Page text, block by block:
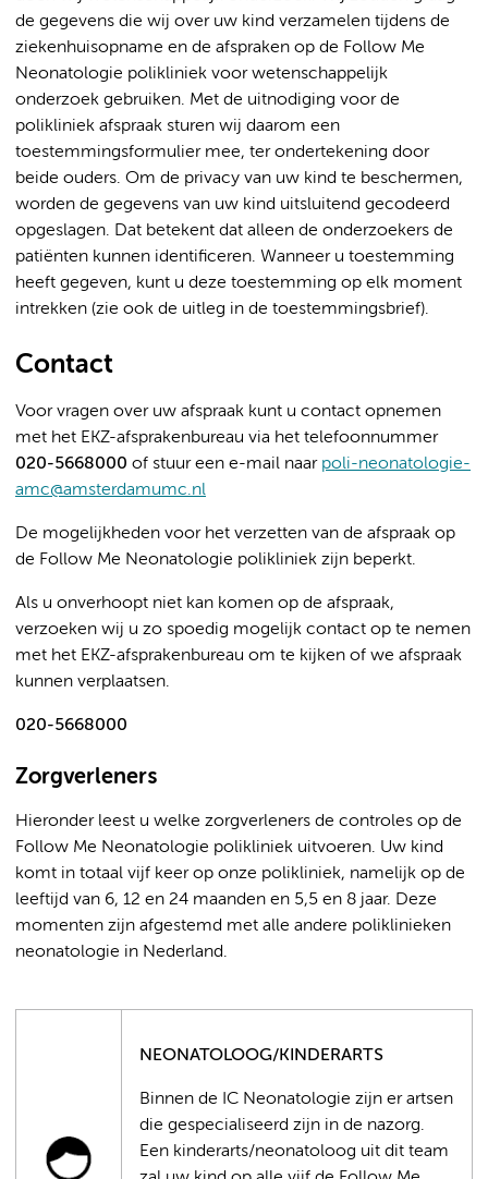
de gegevens die wij over uw kind verzamelen tijdens de
ziekenhuisopname en de afspraken op de Follow Me
Neonatologie polikliniek voor wetenschappelijk
onderzoek gebruiken. Met de uitnodiging voor de
polikliniek afspraak sturen wij daarom een
toestemmingsformulier mee, ter ondertekening door
beide ouders. Om de privacy van uw kind te beschermen,
worden de gegevens van uw kind uitsluitend gecodeerd
opgeslagen. Dat betekent dat alleen de onderzoekers de
patiënten kunnen identificeren. Wanneer u toestemming
heeft gegeven, kunt u deze toestemming op elk moment
intrekken (zie ook de uitleg in de toestemmingsbrief).
Contact
Voor vragen over uw afspraak kunt u contact opnemen
met het EKZ-afsprakenbureau via het telefoonnummer
020-5668000 of stuur een e-mail naar poli-neonatologie-
amc@amsterdamumc.nl
De mogelijkheden voor het verzetten van de afspraak op
de Follow Me Neonatologie polikliniek zijn beperkt.
Als u onverhoopt niet kan komen op de afspraak,
verzoeken wij u zo spoedig mogelijk contact op te nemen
met het EKZ-afsprakenbureau om te kijken of we afspraak
kunnen verplaatsen.
020-5668000
Zorgverleners
Hieronder leest u welke zorgverleners de controles op de
Follow Me Neonatologie polikliniek uitvoeren. Uw kind
komt in totaal vijf keer op onze polikliniek, namelijk op de
leeftijd van 6, 12 en 24 maanden en 5,5 en 8 jaar. Deze
momenten zijn afgestemd met alle andere poliklinieken
neonatologie in Nederland.
NEONATOLOOG/KINDERARTS
Binnen de IC Neonatologie zijn er artsen
die gespecialiseerd zijn in de nazorg.
Een kinderarts/neonatoloog uit dit team